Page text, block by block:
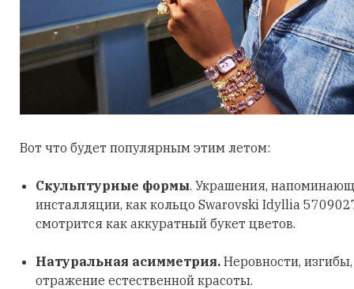
Вот что будет популярным этим летом:
Скульптурные формы. Украшения,
инсталляции, как кольцо Swarovski Idyllia
смотрится как аккуратный букет цветов.
Натуральная асимметрия. Неровности,
отражение естественной красоты.